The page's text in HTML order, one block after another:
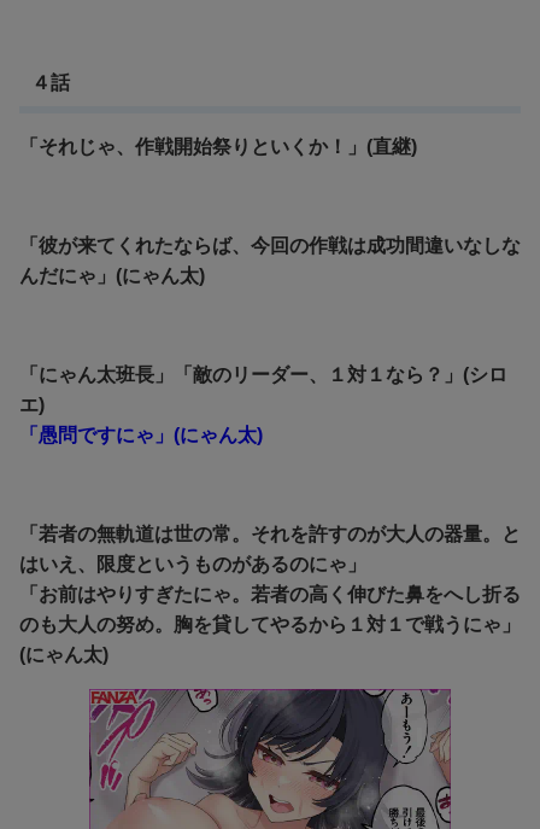
４話
「それじゃ、作戦開始祭りといくか！」(直継)
「彼が来てくれたならば、今回の作戦は成功間違いなしな
んだにゃ」(にゃん太)
「にゃん太班長」「敵のリーダー、１対１なら？」(シロ
エ)
「愚問ですにゃ」(にゃん太)
「若者の無軌道は世の常。それを許すのが大人の器量。と
はいえ、限度というものがあるのにゃ」
「お前はやりすぎたにゃ。若者の高く伸びた鼻をへし折る
のも大人の努め。胸を貸してやるから１対１で戦うにゃ」
(にゃん太)